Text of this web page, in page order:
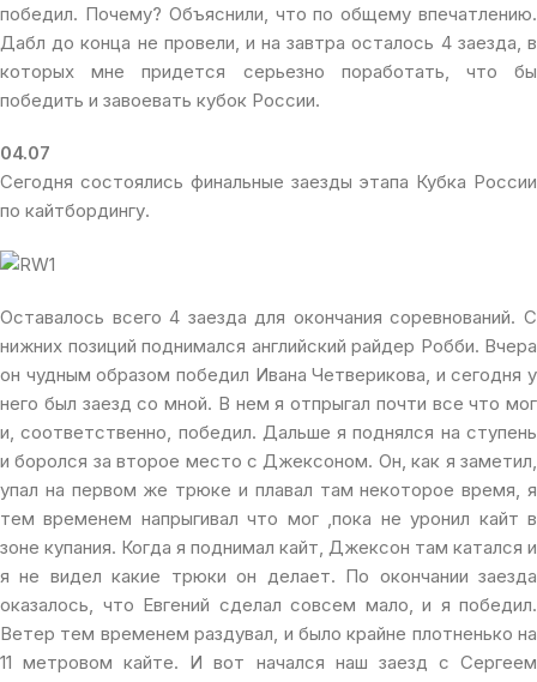
победил. Почему? Объяснили, что по общему впечатлению.
Дабл до конца не провели, и на завтра осталось 4 заезда, в
которых мне придется серьезно поработать, что бы
победить и завоевать кубок России.
04.07
Сегодня состоялись финальные заезды этапа Кубка России
по кайтбордингу.
Оставалось всего 4 заезда для окончания соревнований. С
нижних позиций поднимался английский райдер Робби. Вчера
он чудным образом победил Ивана Четверикова, и сегодня у
него был заезд со мной. В нем я отпрыгал почти все что мог
и, соответственно, победил. Дальше я поднялся на ступень
и боролся за второе место с Джексоном. Он, как я заметил,
упал на первом же трюке и плавал там некоторое время, я
тем временем напрыгивал что мог ,пока не уронил кайт в
зоне купания. Когда я поднимал кайт, Джексон там катался и
я не видел какие трюки он делает. По окончании заезда
оказалось, что Евгений сделал совсем мало, и я победил.
Ветер тем временем раздувал, и было крайне плотненько на
11 метровом кайте. И вот начался наш заезд с Сергеем